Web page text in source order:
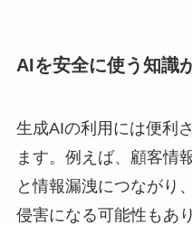
AIを安全に使う知識
生成AIの利用には便利
ます。例えば、顧客情
と情報漏洩につながり
侵害になる可能性もあ